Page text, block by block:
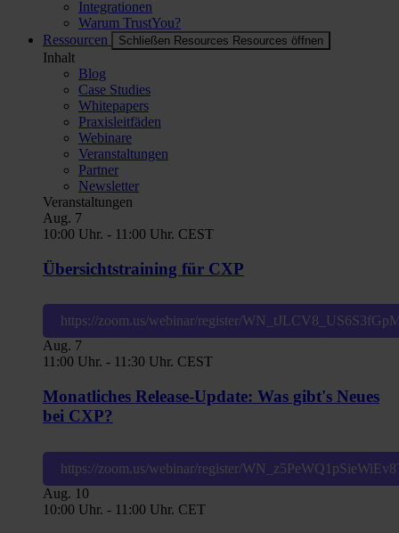
Integrationen
Warum TrustYou?
Ressourcen
Schließen Resources Resources öffnen
Inhalt
Blog
Case Studies
Whitepapers
Praxisleitfäden
Webinare
Veranstaltungen
Partner
Newsletter
Veranstaltungen
Aug. 7
10:00 Uhr. - 11:00 Uhr. CEST
Übersichtstraining für CXP
https://zoom.us/webinar/register/
Aug. 7
11:00 Uhr. - 11:30 Uhr. CEST
Monatliches Release-Update: Was gibt's Neues
bei CXP?
https://zoom.us/webinar/register/
Aug. 10
10:00 Uhr. - 11:00 Uhr. CET